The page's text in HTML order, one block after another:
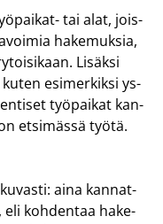
tai alat, jois­
ha­ke­muk­sia,
Li­säk­si
esi­mer­kik­si ys­
työ­pai­kat kan­
et­si­mäs­sä työtä.
aina kan­nat­
eli koh­den­taa ha­ke­